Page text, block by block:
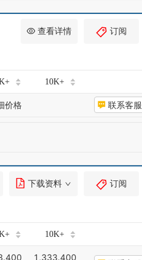
查看详情 订阅
10K+
价格 联系客服
下载资料 订阅
10K+
1,333.400